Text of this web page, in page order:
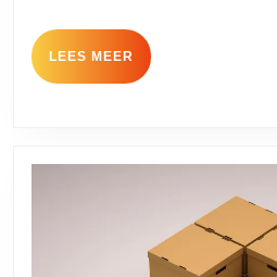
LEES MEER LEES
MEER